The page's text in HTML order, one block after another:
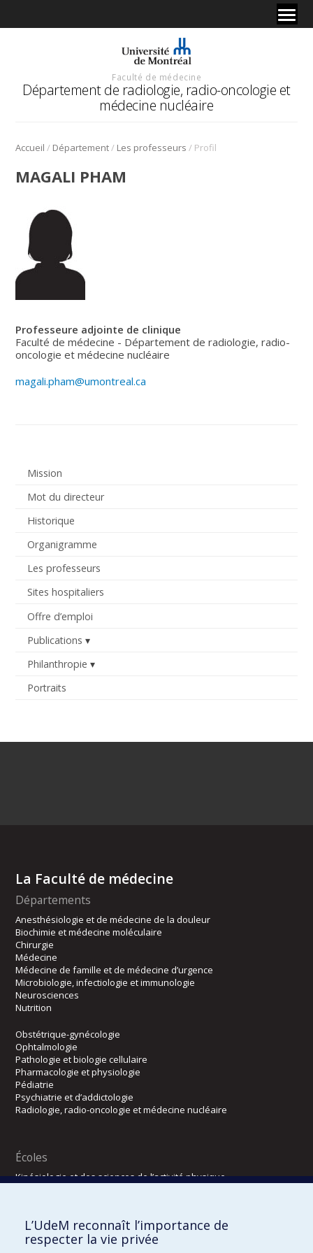
Faculté de médecine
Département de radiologie, radio-oncologie et
médecine nucléaire
Accueil / Département/ Les professeurs / Profil
Mission
Mot du directeur
Historique
Organigramme
Les professeurs
Sites hospitaliers
Offre d’emploi
Publications
Philanthropie
Portraits
MAGALI PHAM
Professeure adjointe de clinique
Faculté de médecine - Département de radiologie, radio-
oncologie et médecine nucléaire
magali.pham@umontreal.ca
La Faculté de médecine
Départements
Anesthésiologie et de médecine de la douleur
Biochimie et médecine moléculaire
Chirurgie
Médecine
Médecine de famille et de médecine d’urgence
Microbiologie, infectiologie et immunologie
Neurosciences
Nutrition
Obstétrique-gynécologie
Ophtalmologie
Pathologie et biologie cellulaire
Pharmacologie et physiologie
Pédiatrie
Psychiatrie et d’addictologie
Radiologie, radio-oncologie et médecine nucléaire
Écoles
Kinésiologie et des sciences de l’activité physique
Directions
L’UdeM reconnaît l’importance de
respecter la vie privée